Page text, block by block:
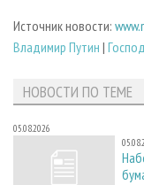
Источник новости:
Владимир Путин |
НОВОСТИ ПО ТЕМЕ
05.08.2026